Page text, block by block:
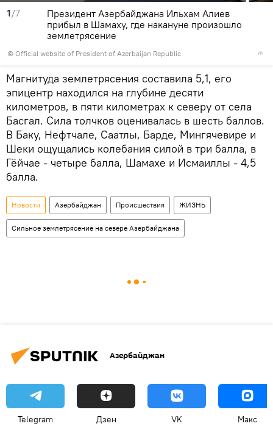
1/7
© Official website of President of Azerbaijan Republic
Президент Азербайджана Ильхам Алиев
прибыл в Шамаху, где накануне произошло
землетрясение
Магнитуда землетрясения составила 5,1, его
эпицентр находился на глубине десяти
километров, в пяти километрах к северу от села
Басгал. Сила толчков оценивалась в шесть баллов.
В Баку, Нефтчале, Саатлы, Барде, Мингячевире и
Шеки ощущались колебания силой в три балла, в
Гёйчае - четыре балла, Шамахе и Исмаиллы - 4,5
балла.
Новости Азербайджан Происшествия ЖИЗНЬ
Сильное землетрясение на севере Азербайджана
Азербайджан
Telegram Дзен VK Макс